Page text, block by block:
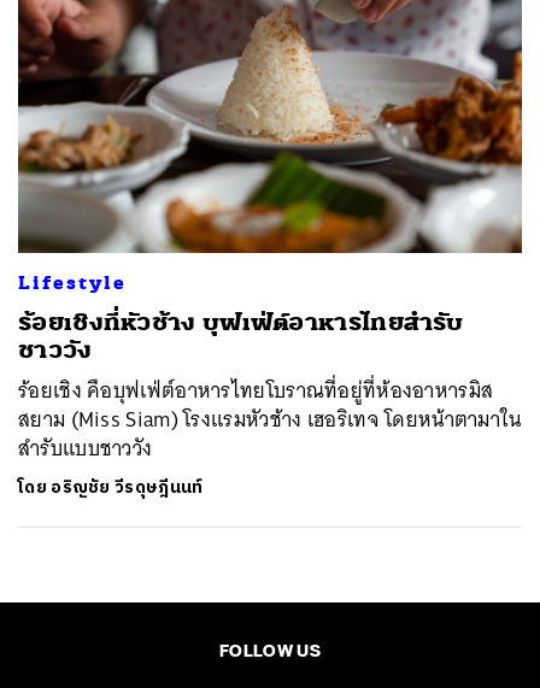
Lifestyle
ร้อยเชิงที่หัวช้าง บุฟเฟ่ต์อาหารไทยสำรับ
ชาววัง
ร้อยเชิง คือบุฟเฟ่ต์อาหารไทยโบราณที่อยู่ที่ห้องอาหารมิส
สยาม (Miss Siam) โรงแรมหัวช้าง เฮอริเทจ โดยหน้าตามาใน
สำรับแบบชาววัง
โดย อริญชัย วีรดุษฎีนนท์
FOLLOW US
ค้นหา
SHARE TWEET LINE EMAIL